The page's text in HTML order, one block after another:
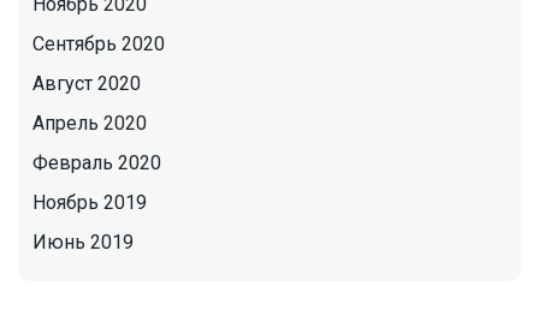
Сентябрь 2020
Август 2020
Апрель 2020
Февраль 2020
Ноябрь 2019
Июнь 2019